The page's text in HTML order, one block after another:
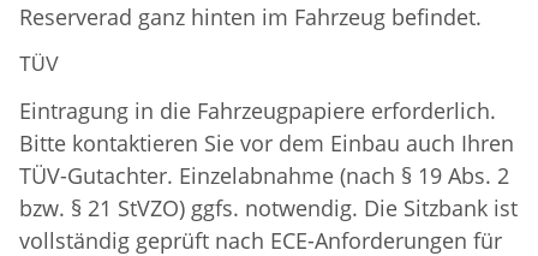
Reserverad ganz hinten im Fahrzeug befindet.
TÜV
Eintragung in die Fahrzeugpapiere erforderlich.
Bitte kontaktieren Sie vor dem Einbau auch Ihren
TÜV-Gutachter. Einzelabnahme (nach § 19 Abs. 2
bzw. § 21 StVZO) ggfs. notwendig. Die Sitzbank ist
vollständig geprüft nach ECE-Anforderungen für